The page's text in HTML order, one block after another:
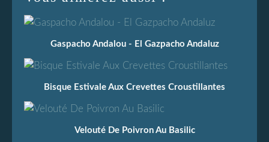
Gaspacho Andalou - El Gazpacho Andaluz
Bisque Estivale Aux Crevettes Croustillantes
Velouté De Poivron Au Basilic